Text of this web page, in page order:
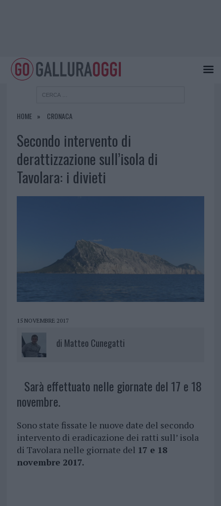
HOME CRONACA
Secondo intervento di
derattizzazione sull’isola di
Tavolara: i divieti
15 NOVEMBRE 2017
di Matteo Cunegatti
Sarà effettuato nelle giornate del 17 e 18
novembre.
Sono state fissate le nuove date del secondo
intervento di eradicazione dei ratti sull’ isola
di Tavolara nelle giornate del 17 e 18
novembre 2017.